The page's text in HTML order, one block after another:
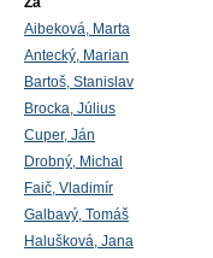
Aibeková, Marta
Antecký, Marian
Bartoš, Stanislav
Brocka, Július
Cuper, Ján
Drobný, Michal
Faič, Vladimír
Galbavý, Tomáš
Halušková, Jana